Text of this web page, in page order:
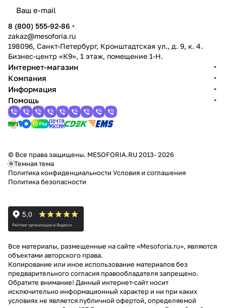
8 (800) 555-92-86
zakaz@mesoforia.ru
198096, Санкт-Петербург, Кронштадтская ул., д. 9, к. 4.
Бизнес-центр «К9», 1 этаж, помещение 1-Н.
Интернет-магазин
Компания
Информация
Помощь
© Все права защищены. MESOFORIA.RU 2013- 2026
Темная тема
Политика конфиденциальности Условия и соглашения
Политика безопасности
Все материалы, размещенные на сайте «Mesoforia.ru», являются
объектами авторского права.
Копирование или иное использование материалов без
предварительного согласия правообладателя запрещено.
Обратите внимание! Данный интернет-сайт носит
исключительно информационный характер и ни при каких
условиях не является публичной офертой, определяемой